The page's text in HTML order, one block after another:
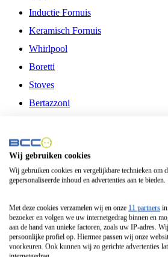
Inductie Fornuis
Keramisch Fornuis
Whirlpool
Boretti
Stoves
Bertazzoni
Fitelli
Airfryer
Frituurpan
Contactgrill
Broodbakmachine
Broodrooster
Wij gebruiken cookies
Wij gebruiken cookies en vergelijkbare technieken om
gepersonaliseerde inhoud en advertenties aan te bieden.
Met deze cookies verzamelen wij en onze 11 partners
bezoeker en volgen we uw internetgedrag binnen en
aan de hand van unieke factoren, zoals uw IP-adres.
persoonlijke profiel op. Hiermee passen wij onze
voorkeuren. Ook kunnen wij zo gerichte advertenties